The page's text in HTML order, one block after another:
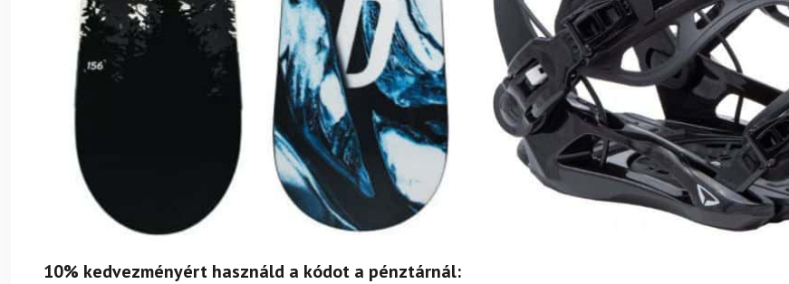
10% kedvezményért használd a kódot a pénztárnál: